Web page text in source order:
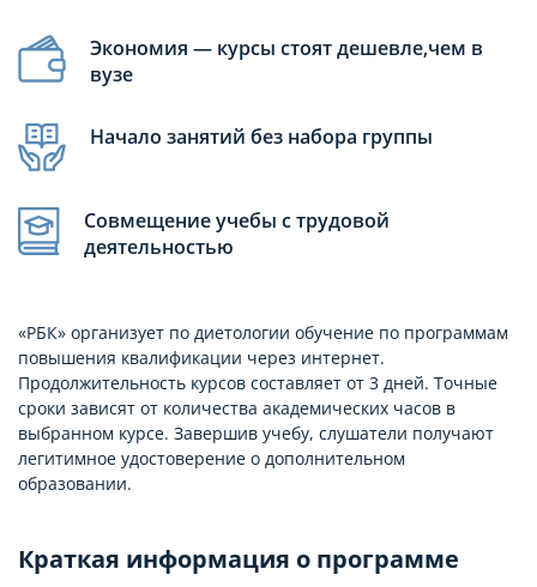
Экономия — курсы стоят дешевле,чем в
вузе
Начало занятий без набора группы
Совмещение учебы с трудовой
деятельностью
«РБК» организует по диетологии обучение по программам
повышения квалификации через интернет.
Продолжительность курсов составляет от 3 дней. Точные
сроки зависят от количества академических часов в
выбранном курсе. Завершив учебу, слушатели получают
легитимное удостоверение о дополнительном
образовании.
Краткая информация о программе